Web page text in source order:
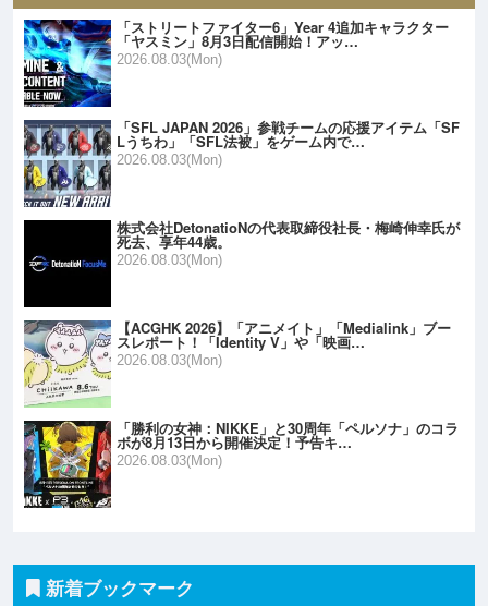
「ストリートファイター6」Year 4追加キャラクター
「ヤスミン」8月3日配信開始！アッ…
2026.08.03(Mon)
「SFL JAPAN 2026」参戦チームの応援アイテム「SF
Lうちわ」「SFL法被」をゲーム内で…
2026.08.03(Mon)
株式会社DetonatioNの代表取締役社長・梅崎伸幸氏が
死去、享年44歳。
2026.08.03(Mon)
【ACGHK 2026】「アニメイト」「Medialink」ブー
スレポート！「Identity V」や「映画…
2026.08.03(Mon)
「勝利の女神：NIKKE」と30周年「ペルソナ」のコラ
ボが8月13日から開催決定！予告キ…
2026.08.03(Mon)
新着ブックマーク